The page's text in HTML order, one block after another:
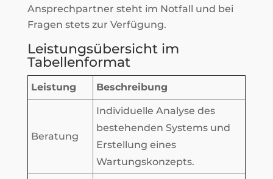
Ansprechpartner steht im Notfall und bei
Fragen stets zur Verfügung.
Leistungsübersicht im
Tabellenformat
Leistung Beschreibung
Beratung
Individuelle Analyse des
bestehenden Systems und
Erstellung eines
Wartungskonzepts.